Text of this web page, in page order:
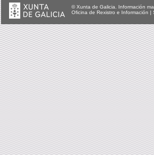
© Xunta de Galicia. Información
Oficina de Rexistro e Información |